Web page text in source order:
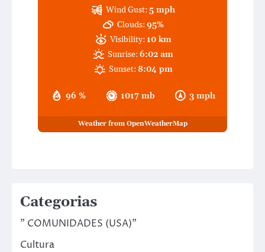
96 % 1017 mb 3 mph
Wind Gust:5 mph
Clouds:95%
Visibility: 10 km
Sunrise:6:02 am
Sunset:8:04 pm
Weather from OpenWeatherMap
Categorias
" COMUNIDADES (USA)"
Cultura